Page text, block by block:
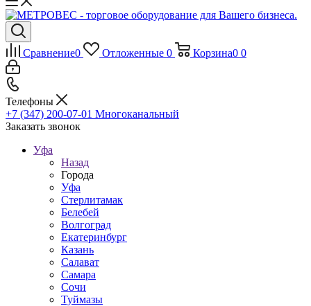
Сравнение0 Отложенные 0 Корзина0 0
Телефоны
+7 (347) 200-07-01 Многоканальный
Заказать звонок
Уфа
Назад
Города
Уфа
Стерлитамак
Белебей
Волгоград
Екатеринбург
Казань
Салават
Самара
Сочи
Туймазы